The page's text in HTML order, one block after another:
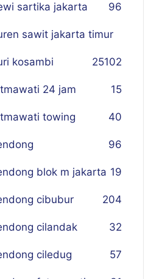
sartika jakarta 96
sawit jakarta timur
102
kosambi 25
24 jam 15
towing 40
96
blok m jakarta 19
cibubur 204
cilandak 32
ciledug 57